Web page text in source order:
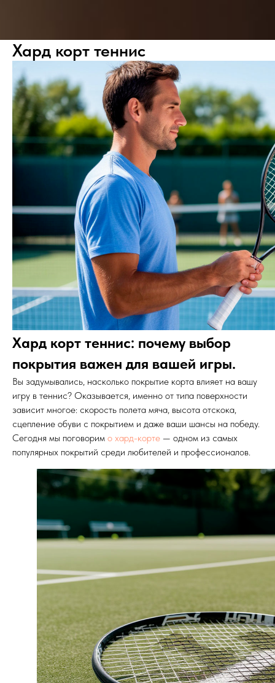
Хард корт теннис
Хард корт теннис: почему выбор
покрытия важен для вашей игры.
Вы задумывались, насколько покрытие корта влияет на вашу
игру в теннис? Оказывается, именно от типа поверхности
зависит многое: скорость полета мяча, высота отскока,
сцепление обуви с покрытием и даже ваши шансы на победу.
Сегодня мы поговорим о хард-корте — одном из самых
популярных покрытий среди любителей и профессионалов.